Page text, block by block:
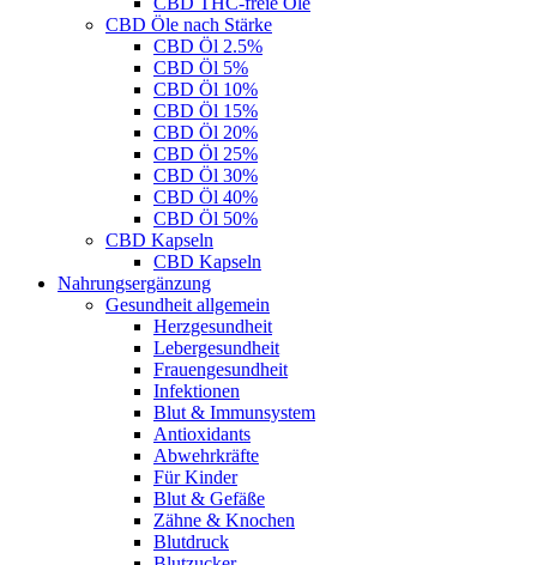
CBD Öle nach Stärke
CBD Öl 2.5%
CBD Öl 5%
CBD Öl 10%
CBD Öl 15%
CBD Öl 20%
CBD Öl 25%
CBD Öl 30%
CBD Öl 40%
CBD Öl 50%
CBD Kapseln
CBD Kapseln
Nahrungsergänzung
Gesundheit allgemein
Herzgesundheit
Lebergesundheit
Frauengesundheit
Infektionen
Blut & Immunsystem
Antioxidants
Abwehrkräfte
Für Kinder
Blut & Gefäße
Zähne & Knochen
Blutdruck